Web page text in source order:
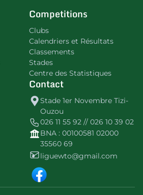
Competitions
Clubs
Calendriers et Résultats
Classements
Stades
Centre des Statistiques
Contact
Stade 1er Novembre Tizi-
Ouzou
026 11 55 92 // 026 10 39 02
BNA : 00100581 02000
35560 69
liguewto@gmail.com